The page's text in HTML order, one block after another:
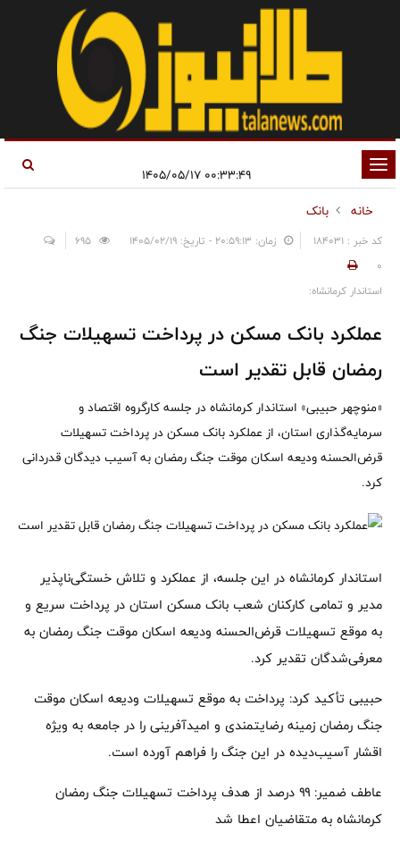
تغییر
وضعیت
ناوبری
۰۰:۳۳:۴۹ ۱۴۰۵/۰۵/۱۷
خانه
بانک
کد خبر : 184031 زمان: ۲۰:۵۹:۱۳ - تاریخ: ۱۴۰۵/۰۲/۱۹
0
استاندار کرمانشاه:
عملکرد بانک مسکن در پرداخت تسهیلات جنگ
رمضان قابل تقدیر است
«منوچهر حبیبی» استاندار کرمانشاه در جلسه کارگروه اقتصاد و
سرمایه‌گذاری استان، از عملکرد بانک مسکن در پرداخت تسهیلات
قرض‌الحسنه ودیعه اسکان موقت جنگ رمضان به آسیب دیدگان قدردانی
کرد.
استاندار کرمانشاه در این جلسه، از عملکرد و تلاش خستگی‌ناپذیر
مدیر و تمامی کارکنان شعب بانک مسکن استان در پرداخت سریع و
به موقع تسهیلات قرض‌الحسنه ودیعه اسکان موقت جنگ رمضان به
معرفی‌شدگان تقدیر کرد.
حبیبی تأکید کرد: پرداخت به موقع تسهیلات ودیعه اسکان موقت
جنگ رمضان زمینه رضایتمندی و امیدآفرینی را در جامعه به ویژه
اقشار آسیب‌دیده در این جنگ را فراهم آورده است.
عاطف ضمیر: ۹۹ درصد از هدف پرداخت تسهیلات جنگ رمضان
کرمانشاه به متقاضیان اعطا شد